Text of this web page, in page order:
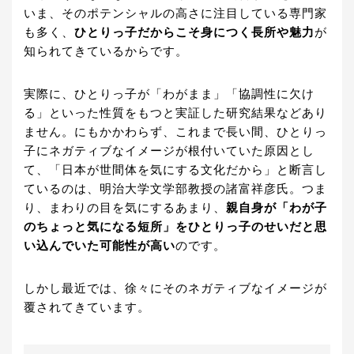
いま、そのポテンシャルの高さに注目している専門家
も多く、 ひとりっ子だからこそ身につく長所や魅力が
知られてきているからです。
実際に、ひとりっ子が「わがまま」「協調性に欠け
る」といった性質をもつと実証した研究結果などあり
ません。にもかかわらず、これまで長い間、ひとりっ
子にネガティブなイメージが根付いていた原因とし
て、「日本が世間体を気にする文化だから」と断言し
ているのは、明治大学文学部教授の諸富祥彦氏。つま
り、まわりの目を気にするあまり、 親自身が「わが子
のちょっと気になる短所」をひとりっ子のせいだと思
い込んでいた可能性が高いのです。
しかし最近では、徐々にそのネガティブなイメージが
覆されてきています。